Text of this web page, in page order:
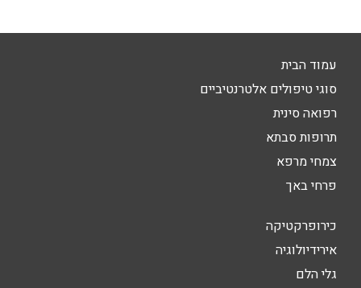
עמוד הבית
סוגי טיפולים אלטרנטיביים
רפואה סינית
תרופות סבתא
צמחי מרפא
פרחי באך
כירופרקטיקה
אירידיולוגיה
גלי הלם